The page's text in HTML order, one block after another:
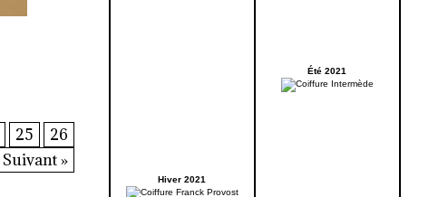
25
26
Suivant »
Hiver 2021
Été 2021